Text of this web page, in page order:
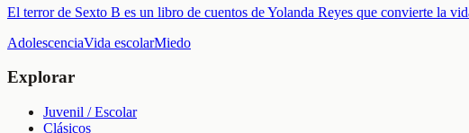
El terror de Sexto B es un libro de cuentos de Yolanda Reyes que convierte la
AdolescenciaVida escolarMiedo
Explorar
Juvenil / Escolar
Clásicos